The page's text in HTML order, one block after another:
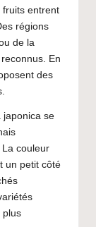
fruits entrent
régions
de la
En
des
japonica se
couleur
un petit côté
plus